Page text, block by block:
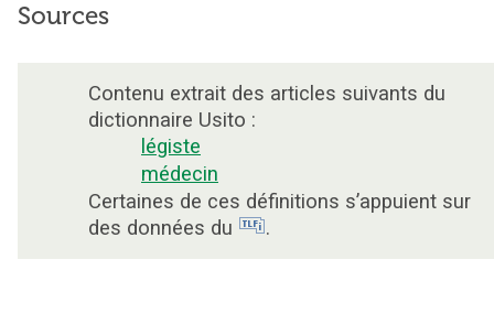
Sources
Contenu extrait des articles suivants du
dictionnaire Usito :
légiste
médecin
Certaines de ces définitions s’appuient sur
des données du
.